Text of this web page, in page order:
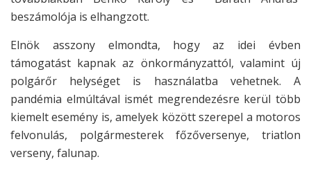
beszámolója is elhangzott.
Elnök asszony elmondta, hogy az idei évben
támogatást kapnak az önkormányzattól, valamint új
polgárőr helységet is használatba vehetnek. A
pandémia elmúltával ismét megrendezésre kerül több
kiemelt esemény is,amelyek között szerepel a motoros
felvonulás, polgármesterek főzőversenye, triatlon
verseny, falunap.